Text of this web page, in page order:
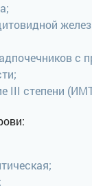
с
III степени